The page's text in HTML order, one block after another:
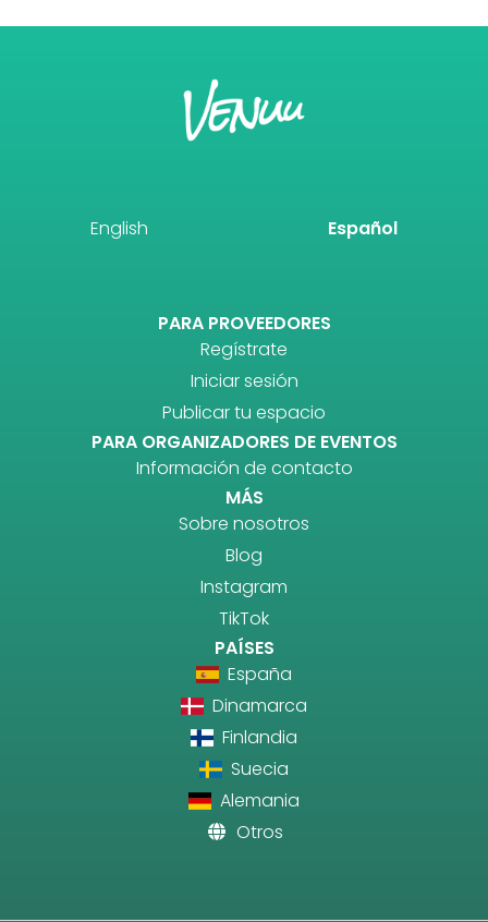
English Español
PARA PROVEEDORES
Regístrate
Iniciar sesión
Publicar tu espacio
PARA ORGANIZADORES DE EVENTOS
Información de contacto
MÁS
Sobre nosotros
Blog
Instagram
TikTok
PAÍSES
España
Dinamarca
Finlandia
Suecia
Alemania
Otros